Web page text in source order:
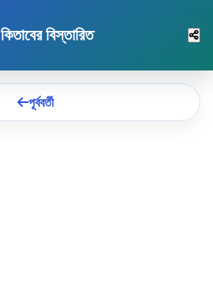
কিতাবের বিস্তারিত
পূর্ববর্তী